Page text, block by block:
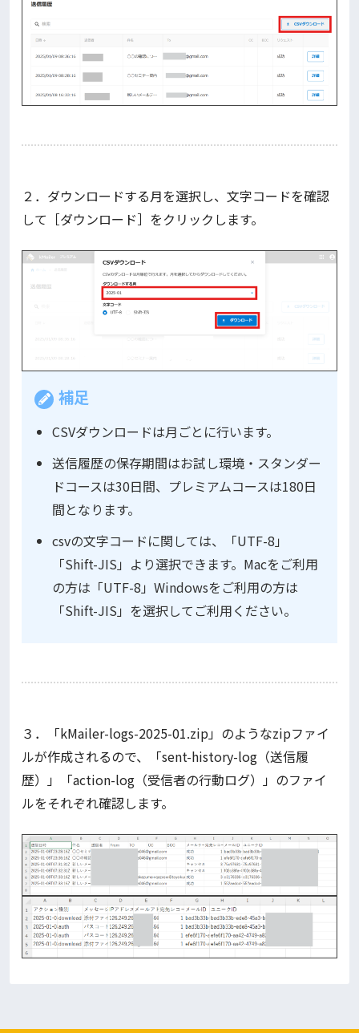
２．ダウンロードする月を選択し、文字コードを確認
して［ダウンロード］をクリックします。
補足
CSVダウンロードは月ごとに行います。
送信履歴の保存期間はお試し環境・スタンダー
ドコースは30日間、プレミアムコースは180日
間となります。
csvの文字コードに関しては、「UTF-8」
「Shift-JIS」より選択できます。Macをご利用
の方は「UTF-8」Windowsをご利用の方は
「Shift-JIS」を選択してご利用ください。
３．「kMailer-logs-2025-01.zip」のようなzipファイ
ルが作成されるので、「sent-history-log（送信履
歴）」「action-log（受信者の行動ログ）」のファイ
ルをそれぞれ確認します。